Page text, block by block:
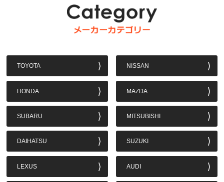
TOYOTA NISSAN
HONDA MAZDA
SUBARU MITSUBISHI
DAIHATSU SUZUKI
LEXUS AUDI